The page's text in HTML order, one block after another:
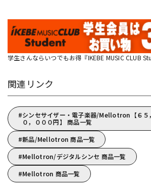
学生さんならいつでもお得『IKEBE MUSIC CLUB
関連リンク
シンセサイザー・電子楽器/Mellotron【６５
０，０００円】 商品一覧
新品/Mellotron 商品一覧
Mellotron/デジタルシンセ 商品一覧
Mellotron 商品一覧